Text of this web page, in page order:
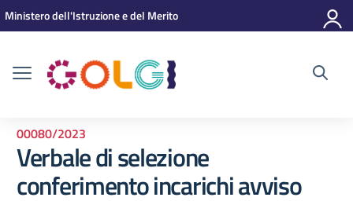
Vai ai contenuti
Vai al menu di navigazione
Vai al footer
Ministero dell'Istruzione e del Merito
00080/2023
Verbale di selezione
conferimento incarichi avviso